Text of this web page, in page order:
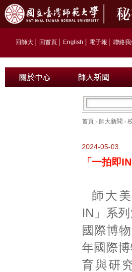
回師大 回首頁 English 電子報 聯絡我
首頁 › 師大新聞 ›
2024-05-03
「一拍即
師大
IN」系
國際博
年國際
育與研